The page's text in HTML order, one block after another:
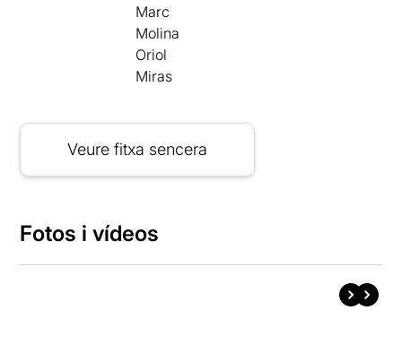
Marc
Molina
Oriol
Miras
Veure fitxa sencera
Fotos i vídeos